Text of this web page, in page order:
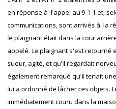
en réponse à l'appel au 9-1-1 et,
communications, sont arrivés à la
le plaignant était dans la cour
appelé. Le plaignant s'est retourné
sueur, agité, et qu'il regardait
également remarqué qu'il tenait
lui a ordonné de lâcher ces objets.
immédiatement couru dans la